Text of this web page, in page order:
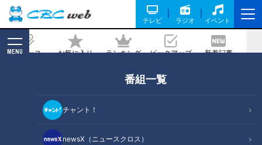
テレビ ラジオ イベント
ニュース お気に入り ランキング ピックアップ 新着記事
MENU
番組一覧
チャント！
newsX（ニュースクロス）
中村武志が提言
記事に戻る